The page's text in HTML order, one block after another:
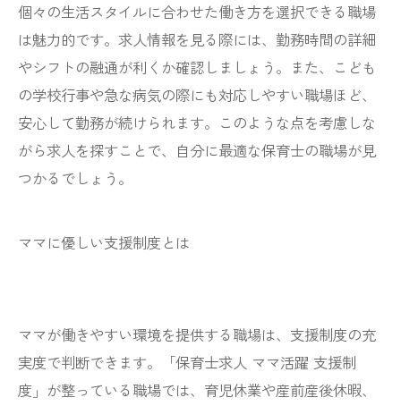
個々の生活スタイルに合わせた働き方を選択できる職場
は魅力的です。求人情報を見る際には、勤務時間の詳細
やシフトの融通が利くか確認しましょう。また、こども
の学校行事や急な病気の際にも対応しやすい職場ほど、
安心して勤務が続けられます。このような点を考慮しな
がら求人を探すことで、自分に最適な保育士の職場が見
つかるでしょう。
ママに優しい支援制度とは
ママが働きやすい環境を提供する職場は、支援制度の充
実度で判断できます。「保育士求人 ママ活躍 支援制
度」が整っている職場では、育児休業や産前産後休暇、